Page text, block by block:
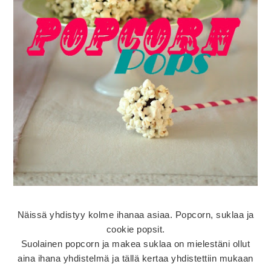
Näissä yhdistyy kolme ihanaa asiaa. Popcorn, suklaa ja
cookie popsit.
Suolainen popcorn ja makea suklaa on mielestäni ollut
aina ihana yhdistelmä ja tällä kertaa yhdistettiin mukaan